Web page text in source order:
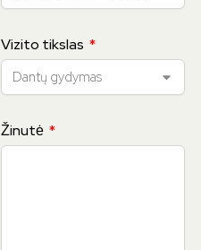
Vizito tikslas
Žinutė